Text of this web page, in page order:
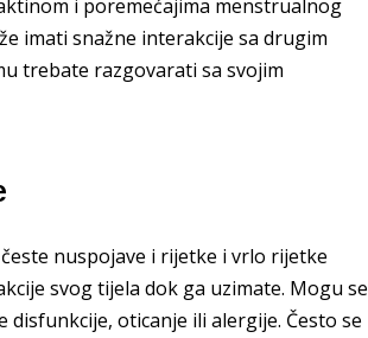
i poremećajima menstrualnog
imati snažne interakcije sa drugim
trebate razgovarati sa svojim
nuspojave i rijetke i vrlo rijetke
svog tijela dok ga uzimate. Mogu se
oticanje ili alergije. Često se